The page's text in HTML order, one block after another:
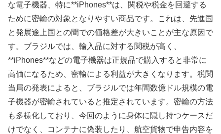
な電子機器、特に**iPhones**は、関税や税金を回避する
ために密輸の対象となりやすい商品です。これは、先進国
と発展途上国との間での価格差が大きいことが主な原因で
す。ブラジルでは、輸入品に対する関税が高く、
**iPhones**などの電子機器は正規品で購入すると非常に
高価になるため、密輸による利益が大きくなります。税関
当局の発表によると、ブラジルでは年間数億ドル規模の電
子機器が密輸されていると推定されています。密輸の方法
も多様化しており、今回のように身体に隠し持つケースだ
けでなく、コンテナに偽装したり、航空貨物で申告内容を